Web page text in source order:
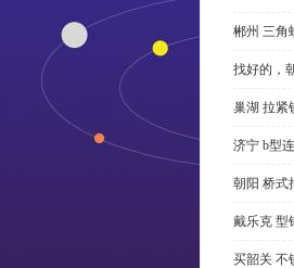
郴州 三角
找好的，
巢湖 拉紧
济宁 b型
朝阳 桥式
戴乐克 型
买韶关 不